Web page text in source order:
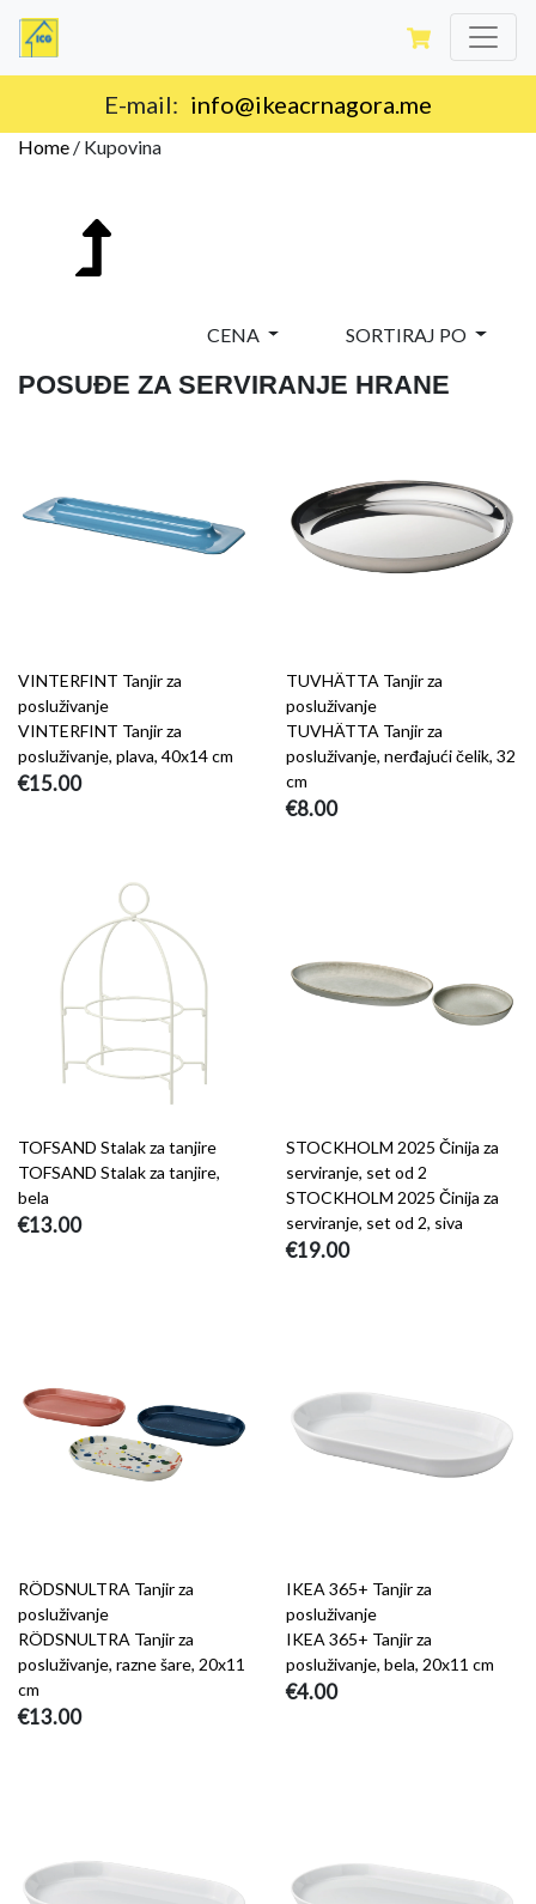
E-mail: info@ikeacrnagora.me
Home / Kupovina
CENA SORTIRAJ PO
POSUĐE ZA SERVIRANJE HRANE
VINTERFINT Tanjir za
posluživanje
VINTERFINT Tanjir za
posluživanje, plava, 40x14 cm
€15.00
TUVHÄTTA Tanjir za
posluživanje
TUVHÄTTA Tanjir za
posluživanje, nerđajući čelik, 32
cm
€8.00
TOFSAND Stalak za tanjire
TOFSAND Stalak za tanjire,
bela
€13.00
STOCKHOLM 2025 Činija za
serviranje, set od 2
STOCKHOLM 2025 Činija za
serviranje, set od 2, siva
€19.00
RÖDSNULTRA Tanjir za
posluživanje
RÖDSNULTRA Tanjir za
posluživanje, razne šare, 20x11
cm
€13.00
IKEA 365+ Tanjir za
posluživanje
IKEA 365+ Tanjir za
posluživanje, bela, 20x11 cm
€4.00